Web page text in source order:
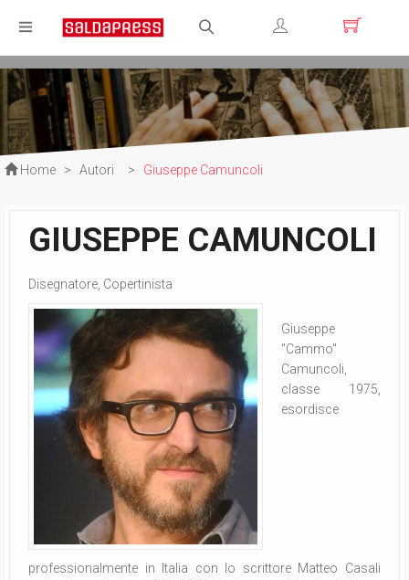
Registrati
Login
Home > Autori > Giuseppe Camuncoli
GIUSEPPE CAMUNCOLI
Disegnatore, Copertinista
Giuseppe
"Cammo"
Camuncoli,
classe 1975,
esordisce
professionalmente in Italia con lo scrittore Matteo Casali